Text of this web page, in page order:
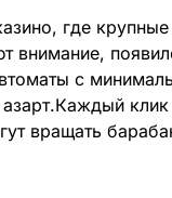
где
внимание,
с
клик
вращать